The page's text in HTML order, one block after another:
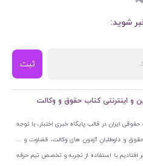
شوید:
ثبت
و اینترنتی کتاب حقوق و وکالت
ایران در قالب پایگاه خبری اختبار، با توجه
و داوطلبان آزمون های وکالت، قضاوت و ...
افتادیم با استفاده از تجربه و تخصص تیم حرفه